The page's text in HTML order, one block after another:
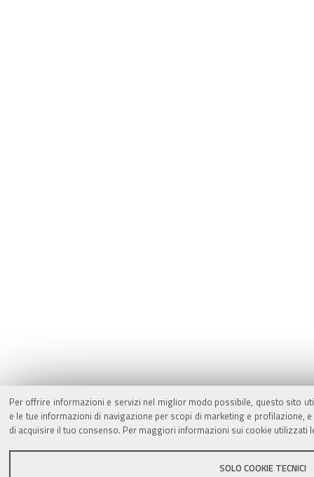
Per offrire informazioni e servizi nel miglior modo possibile, questo sito
e le tue informazioni di navigazione per scopi di marketing e
di acquisire il tuo consenso. Per maggiori informazioni sui cookie utilizzati
SOLO COOKIE TECNICI